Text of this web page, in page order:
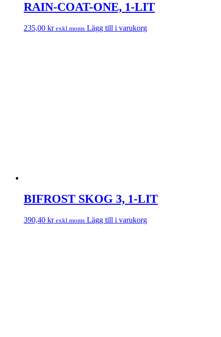
RAIN-COAT-ONE, 1-LIT
235,00 kr exkl.moms Lägg till i varukorg
BIFROST SKOG 3, 1-LIT
390,40 kr exkl.moms Lägg till i varukorg